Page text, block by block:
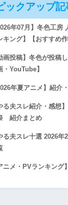
ックアップ記
年07月】冬色工房
キング】【おすすめ作
画投稿】冬色が投稿
・YouTube】
年夏アニメ】紹介
る夫スレ紹介・感想
紹介まとめ
る夫スレ十選 2026
ニメ・PVランキン